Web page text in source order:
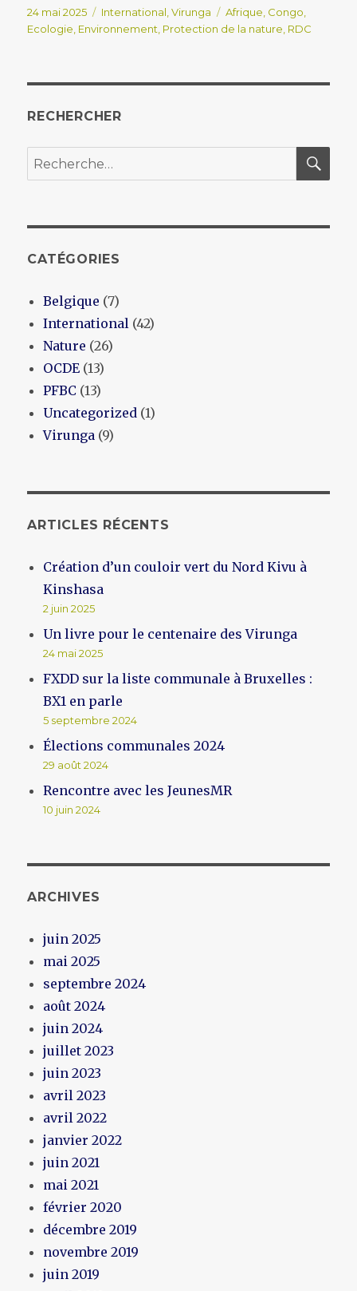
Publié
le
24 mai 2025 Catégories
International ,Virunga Étiquettes
Afrique Congo
Ecologie Environnement Protection de la nature RDC
RECHERCHER
Recherche
pour :
CATÉGORIES
Belgique (7)
International (42)
Nature (26)
OCDE (13)
PFBC (13)
Uncategorized (1)
Virunga (9)
ARTICLES RÉCENTS
Création d’un couloir vert du Nord Kivu à
Kinshasa
2 juin 2025
Un livre pour le centenaire des Virunga
24 mai 2025
FXDD sur la liste communale à Bruxelles :
BX1 en parle
5 septembre 2024
Élections communales 2024
29 août 2024
Rencontre avec les JeunesMR
10 juin 2024
ARCHIVES
juin 2025
mai 2025
septembre 2024
août 2024
juin 2024
juillet 2023
juin 2023
avril 2023
avril 2022
janvier 2022
juin 2021
mai 2021
février 2020
décembre 2019
novembre 2019
juin 2019